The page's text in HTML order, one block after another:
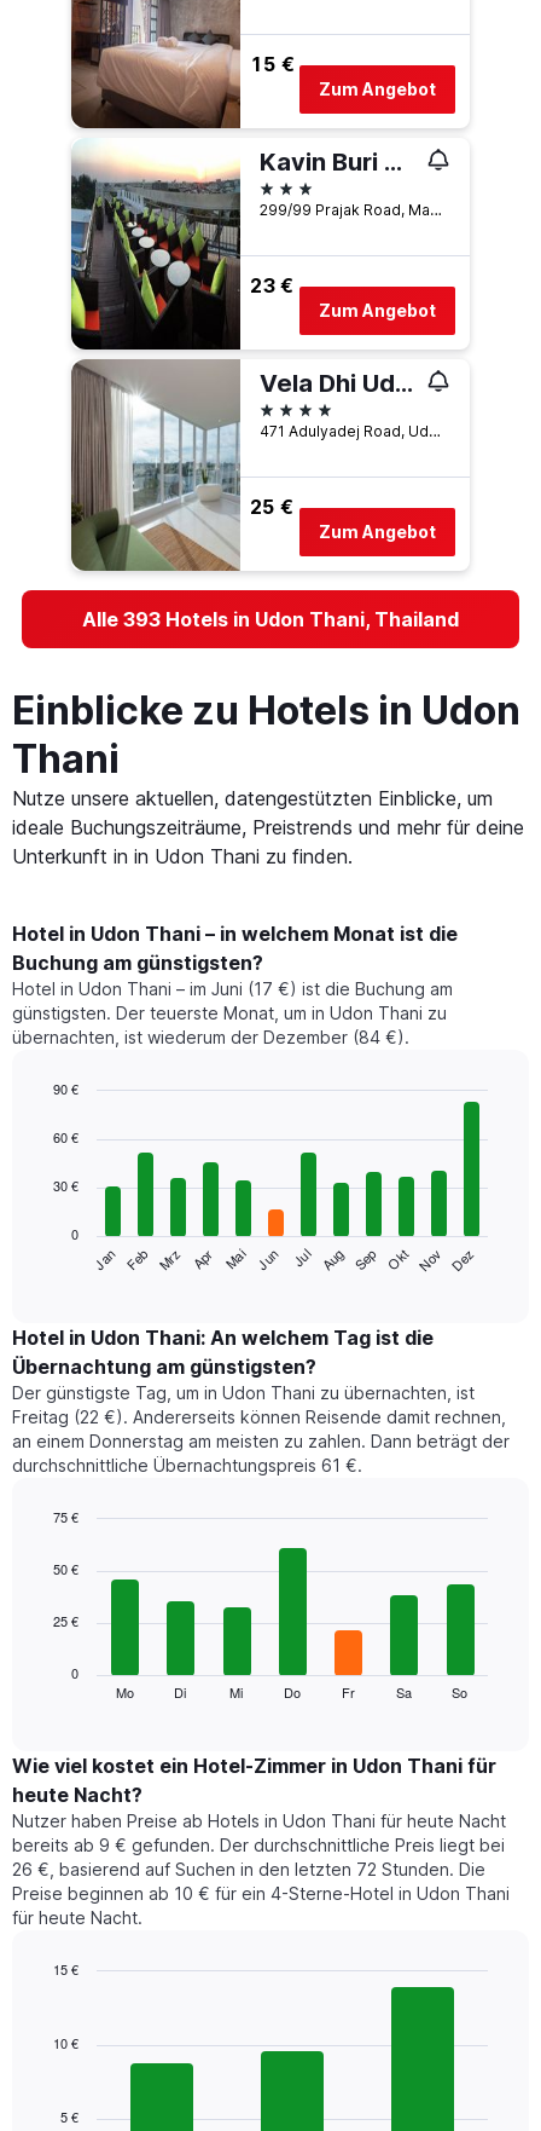
15 €
Zum Angebot
Kavin Buri Green Hotel
3 Sterne
299/99 Prajak Road, Makhaeng, Muang, Udon Thani, Thailand
23 €
Zum Angebot
Vela Dhi Udon Thani
4 Sterne
471 Adulyadej Road, Udon Thani, Thailand
25 €
Zum Angebot
Alle 393 Hotels in Udon Thani, Thailand
Einblicke zu Hotels in Udon
Thani
Nutze unsere aktuellen, datengestützten Einblicke, um
ideale Buchungszeiträume, Preistrends und mehr für deine
Unterkunft in in Udon Thani zu finden.
Hotel in Udon Thani – in welchem Monat ist die
Buchung am günstigsten?
Hotel in Udon Thani – im Juni (17 €) ist die Buchung am
günstigsten. Der teuerste Monat, um in Udon Thani zu
übernachten, ist wiederum der Dezember (84 €).
chart
bars.
Das
folgende
den
durchschnittlichen
Zimmerpreis
im
jeweiligen
Monat
an.
Diagramm
die
Monate
hat
1
Y-
Achse,
die
den
durchschnittlichen
Zimmerpreis
graphic.
Jan Feb Mrz Apr Mai Jun Jul Aug Sep Okt Nov Dez
0
30 €
60 €
90 €
Hotel in Udon Thani: An welchem Tag ist die
Übernachtung am günstigsten?
Der günstigste Tag, um in Udon Thani zu übernachten, ist
Freitag (22 €). Andererseits können Reisende damit rechnen,
an einem Donnerstag am meisten zu zahlen. Dann beträgt der
durchschnittliche Übernachtungspreis 61 €.
chart
bars.
Das
folgende
den
durchschnittlichen
Preis
eines
Zimmers
für
den
jeweiligen
Das
Mo Di Mi Do Fr Sa So
0
25 €
50 €
75 €
Wie viel kostet ein Hotel-Zimmer in Udon Thani für
heute Nacht?
Nutzer haben Preise ab Hotels in Udon Thani für heute Nacht
bereits ab 9 € gefunden. Der durchschnittliche Preis liegt bei
26 €, basierend auf Suchen in den letzten 72 Stunden. Die
Preise beginnen ab 10 € für ein 4-Sterne-Hotel in Udon Thani
für heute Nacht.
with
Das
5 €
10 €
15 €